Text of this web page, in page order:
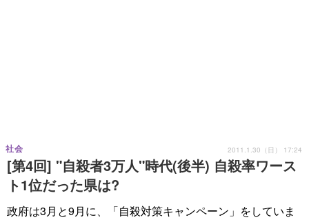
[第4回] "自殺者3万人"時代(後半) 自殺率ワース
ト1位だった県は?
社会 2011.1.30（日） 17:24
政府は3月と9月に、「自殺対策キャンペーン」をしていま